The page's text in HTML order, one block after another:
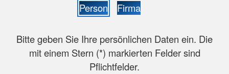
Person Firma
Bitte geben Sie Ihre persönlichen Daten ein. Die
mit einem Stern (*) markierten Felder sind
Pflichtfelder.